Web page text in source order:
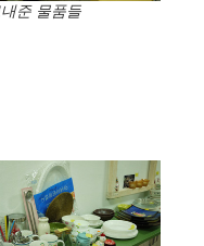
준 물품들